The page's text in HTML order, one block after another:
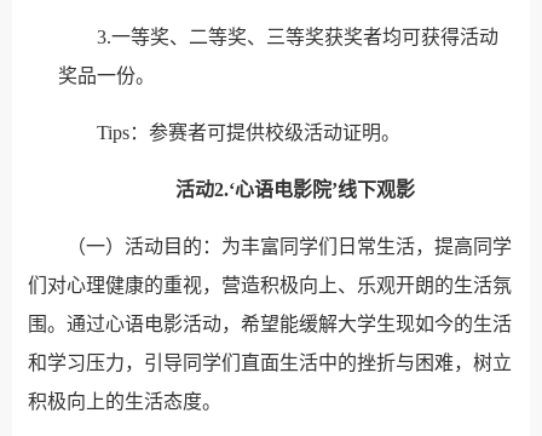
3.一等奖、二等奖、三等奖获奖者均可获得活动
奖品一份。
Tips：参赛者可提供校级活动证明。
活动2.‘心语电影院’线下观影
（一）活动目的：为丰富同学们日常生活，提高同学
们对心理健康的重视，营造积极向上、乐观开朗的生活氛
围。通过心语电影活动，希望能缓解大学生现如今的生活
和学习压力，引导同学们直面生活中的挫折与困难，树立
积极向上的生活态度。